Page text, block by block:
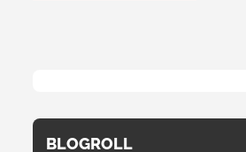
BLOGROLL